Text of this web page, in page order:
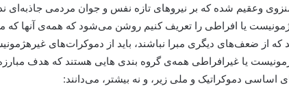
وعقیم شده که بر نیروهای تازه نفس و جوان مردمی جاذبه‌ای
یا افراطی را تعریف کنیم روشن می‌شود که همه‌ی آنها که
که از ضعف‌های دیگری مبرا نباشند، باید از دموکرات‌های
یا غیرافراطی همه‌ی گروه بندی هایی هستند که هدف
دموکراتیک و ملی زیر، و نه بیشتر، می‌دانند: